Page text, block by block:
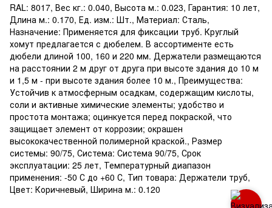
RAL: 8017, Вес кг.: 0.040, Высота м.: 0.023, Гарантия: 10 лет,
Длина м.: 0.170, Ед. изм.: Шт., Материал: Сталь,
Назначение: Применяется для фиксации труб. Круглый
хомут предлагается с дюбелем. В ассортименте есть
дюбели длиной 100, 160 и 220 мм. Держатели размещаются
на расстоянии 2 м друг от друга при высоте здания до 10 м
и 1,5 м - при высоте здания более 10 м., Преимущества:
Устойчив к атмосферным осадкам, содержащим кислоты,
соли и активные химические элементы; удобство и
простота монтажа; оцинкуется перед покраской, что
защищает элемент от коррозии; окрашен
высококачественной полимерной краской., Размер
системы: 90/75, Система: Система 90/75, Срок
эксплуатации: 25 лет, Температурный диапазон
применения: -50 С до +60 С, Тип товара: Держатели труб,
Цвет: Коричневый, Ширина м.: 0.120